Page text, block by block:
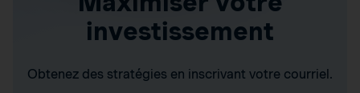
investissement
Obtenez des stratégies en inscrivant votre courriel.